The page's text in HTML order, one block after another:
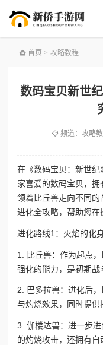
首页 > 攻略教程
数码宝贝新世
频道： 攻略
在《数码宝贝：新世
家喜爱的数码宝贝，拥
领着比丘兽走向不同
进化全攻略，帮助您在
进化路线1：火焰的化
1. 比丘兽：作为起点
强化的能力，是初期战
2. 巴多拉兽：进化后
与灼烧效果，同时提供
3. 伽楼达兽：进一步
的灼烧攻击，还拥有